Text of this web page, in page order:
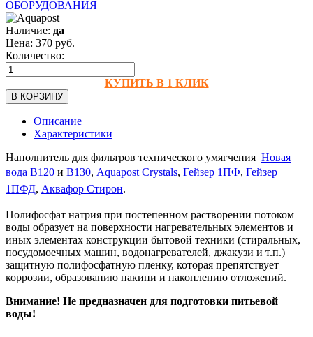
ОБОРУДОВАНИЯ
Наличие: да
Цена: 370 руб.
Количество:
КУПИТЬ В 1 КЛИК
В КОРЗИНУ
Описание
Характеристики
Наполнитель для фильтров технического умягчения Новая
вода B120 и B130, Aquapost Crystals, Гейзер 1ПФ, Гейзер
1ПФД, Аквафор Стирон.
Полифосфат натрия при постепенном растворении потоком
воды образует на поверхности нагревательных элементов и
иных элементах конструкции бытовой техники (стиральных,
посудомоечных машин, водонагревателей, джакузи и т.п.)
защитную полифосфатную пленку, которая препятствует
коррозии, образованию накипи и накоплению отложений.
Внимание! Не предназначен для подготовки питьевой
воды!